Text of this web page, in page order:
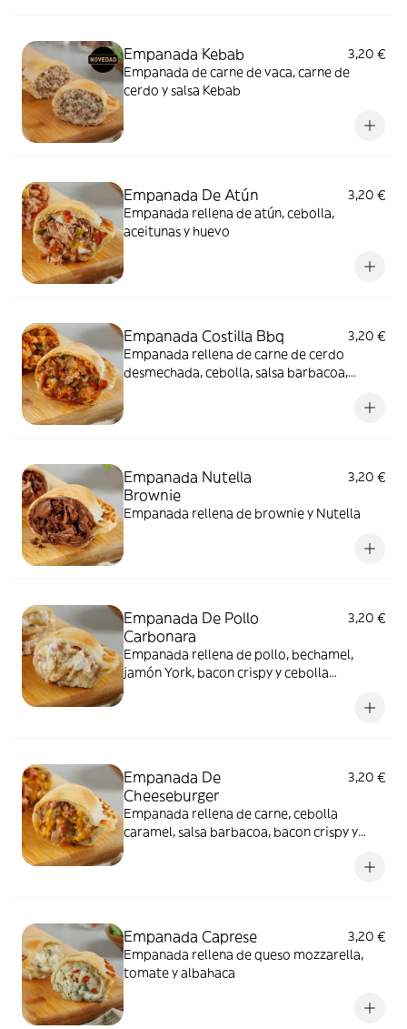
Empanada Kebab
3,20 €
Empanada de carne de vaca, carne de
cerdo y salsa Kebab
Empanada De Atún
3,20 €
Empanada rellena de atún, cebolla,
aceitunas y huevo
Empanada Costilla Bbq
3,20 €
Empanada rellena de carne de cerdo
desmechada, cebolla, salsa barbacoa,
Empanada Nutella
Brownie
3,20 €
Empanada rellena de brownie y Nutella
Empanada De Pollo
Carbonara
3,20 €
Empanada rellena de pollo, bechamel,
jamón York, bacon crispy y cebolla
Empanada De
Cheeseburger
3,20 €
Empanada rellena de carne, cebolla
caramel, salsa barbacoa, bacon crispy y
Empanada Caprese
3,20 €
Empanada rellena de queso mozzarella,
tomate y albahaca